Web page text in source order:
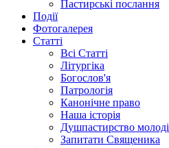
Пастирські послання
Події
Фотогалерея
Статті
Всі Статті
Літургіка
Богослов'я
Патрологія
Канонічне право
Наша історія
Душпастирство молоді
Запитати Священика